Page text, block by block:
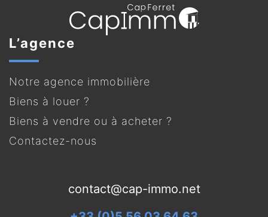
L’agence
Notre agence immobilière
Biens à louer ?
Biens à vendre ou à acheter ?
Contactez-nous
contact@cap-immo.net